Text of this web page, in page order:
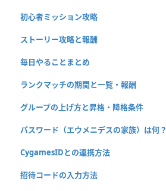
初心者ミッション攻略
ストーリー攻略と報酬
毎日やることまとめ
ランクマッチの期間と一覧・報酬
グループの上げ方と昇格・降格条件
パスワード（エウメニデスの家族）は何？
CygamesIDとの連携方法
招待コードの入力方法